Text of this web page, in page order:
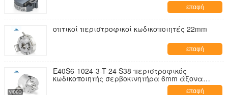
επαφή
οπτικοί περιστροφικοί κωδικοποιητές 22mm
επαφή
E40S6-1024-3-T-24 S38 περιστροφικός
κωδικοποιητής σερβοκινητήρα 6mm άξονα
επαφή